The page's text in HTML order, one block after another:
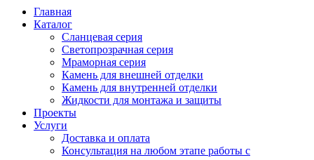
Главная
Каталог
Сланцевая серия
Светопрозрачная серия
Мраморная серия
Камень для внешней отделки
Камень для внутренней отделки
Жидкости для монтажа и защиты
Проекты
Услуги
Доставка и оплата
Консультация на любом этапе работы с